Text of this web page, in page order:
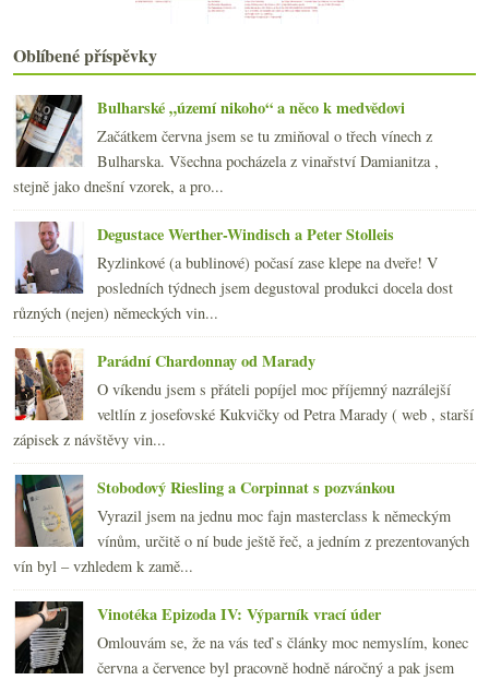
září(21)
►srpna
►července(14)
►června(22)
►května(21)
►dubna(21)
►března
►února (20)
►ledna (20)
► 2009 (249)
2008
►2007(108)
Oblíbené příspěvky
Bulharské „území nikoho“ a něco k medvědovi
Začátkem června jsem se tu zmiňoval o třech vínech z
Bulharska. Všechna pocházela z vinařství Damianitza ,
stejně jako dnešní vzorek, a pro...
Degustace Werther-Windisch a Peter Stolleis
Ryzlinkové (a bublinové) počasí zase klepe na dveře! V
posledních týdnech jsem degustoval produkci docela dost
různých (nejen) německých vin...
Parádní Chardonnay od Marady
O víkendu jsem s přáteli popíjel moc příjemný nazrálejší
veltlín z josefovské Kukvičky od Petra Marady ( web , starší
zápisek z návštěvy vin...
Stobodový Riesling a Corpinnat s pozvánkou
Vyrazil jsem na jednu moc fajn masterclass k německým
vínům, určitě o ní bude ještě řeč, a jedním z prezentovaných
vín byl – vzhledem k zamě...
Vinotéka Epizoda IV: Výparník vrací úder
Omlouvám se, že na vás teď s články moc nemyslím, konec
června a července byl pracovně hodně náročný a pak jsem